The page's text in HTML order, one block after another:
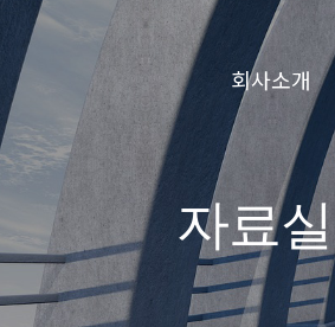
회사소개
자료실